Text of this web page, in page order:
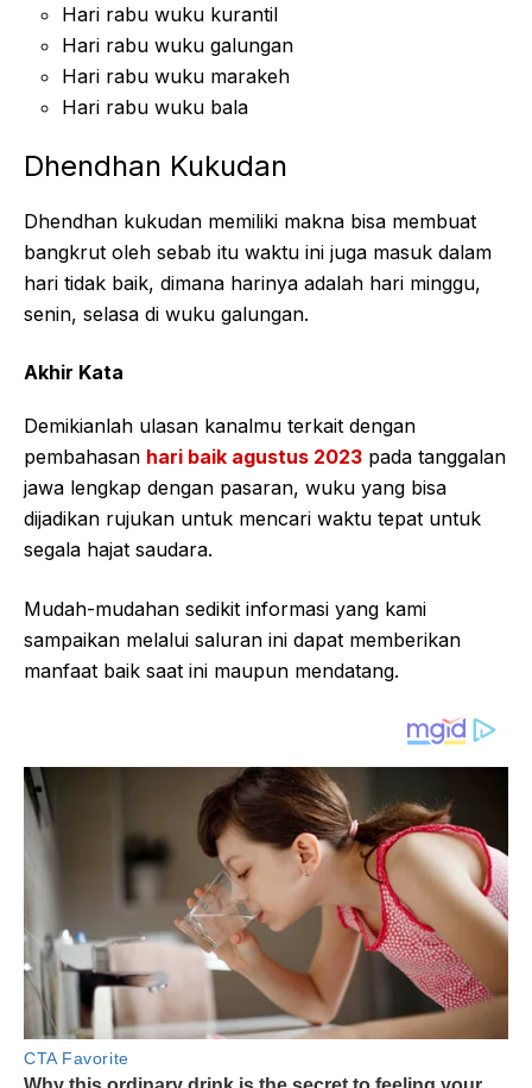
Hari rabu wuku kurantil
Hari rabu wuku galungan
Hari rabu wuku marakeh
Hari rabu wuku bala
Dhendhan Kukudan
Dhendhan kukudan memiliki makna bisa membuat
bangkrut oleh sebab itu waktu ini juga masuk dalam
hari tidak baik, dimana harinya adalah hari minggu,
senin, selasa di wuku galungan.
Akhir Kata
Demikianlah ulasan kanalmu terkait dengan
pembahasan hari baik agustus 2023 pada tanggalan
jawa lengkap dengan pasaran, wuku yang bisa
dijadikan rujukan untuk mencari waktu tepat untuk
segala hajat saudara.
Mudah-mudahan sedikit informasi yang kami
sampaikan melalui saluran ini dapat memberikan
manfaat baik saat ini maupun mendatang.